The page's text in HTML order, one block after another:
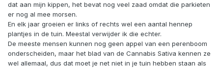
dat aan mijn kippen, het bevat nog veel zaad omdat die parkieten
er nog al mee morsen.
En elk jaar groeien er links of rechts wel een aantal hennep
plantjes in de tuin. Meestal verwijder ik die echter.
De meeste mensen kunnen nog geen appel van een perenboom
onderscheiden, maar het blad van de Cannabis Sativa kennen ze
wel allemaal, dus dat moet je net niet in je tuin hebben staan als